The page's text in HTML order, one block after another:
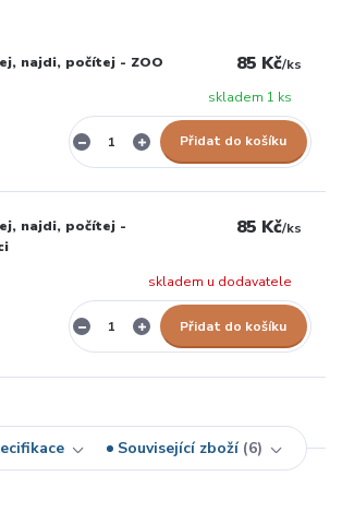
najdi, počítej - ZOO 85 Kč/ks
skladem 1 ks
Přidat do košíku
najdi, počítej -
85 Kč/ks
skladem u dodavatele
Přidat do košíku
Související zboží 6